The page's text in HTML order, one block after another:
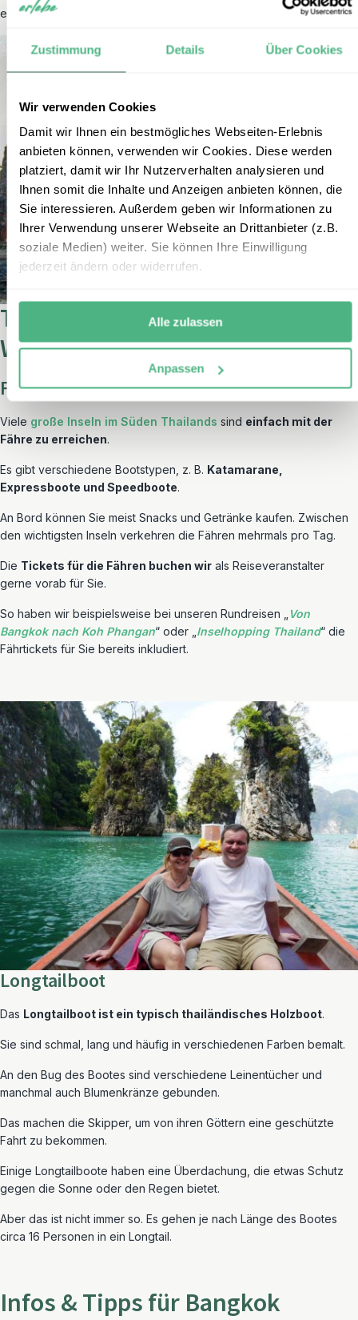
Zustimmung Details Über Cookies
Wir verwenden Cookies
Damit wir Ihnen ein bestmögliches Webseiten-Erlebnis
anbieten können, verwenden wir Cookies. Diese werden
platziert, damit wir Ihr Nutzerverhalten analysieren und
Ihnen somit die Inhalte und Anzeigen anbieten können, die
Sie interessieren. Außerdem geben wir Informationen zu
Ihrer Verwendung unserer Webseite an Drittanbieter (z.B.
soziale Medien) weiter. Sie können Ihre Einwilligung
jederzeit ändern oder widerrufen.
Alle zulassen
Anpassen
empfehlenswert.
Transfer in Thailand über
Wasser
Fähren
Viele große Inseln im Süden Thailands sind einfach mit der
Fähre zu erreichen.
Es gibt verschiedene Bootstypen, z. B. Katamarane,
Expressboote und Speedboote.
An Bord können Sie meist Snacks und Getränke kaufen. Zwischen
den wichtigsten Inseln verkehren die Fähren mehrmals pro Tag.
Die Tickets für die Fähren buchen wir als Reiseveranstalter
gerne vorab für Sie.
So haben wir beispielsweise bei unseren Rundreisen „
Von
Bangkok nach Koh Phangan“ oder „ Inselhopping Thailand“ die
Fährtickets für Sie bereits inkludiert.
Longtailboot
Das Longtailboot ist ein typisch thailändisches Holzboot.
Sie sind schmal, lang und häufig in verschiedenen Farben bemalt.
An den Bug des Bootes sind verschiedene Leinentücher und
manchmal auch Blumenkränze gebunden.
Das machen die Skipper, um von ihren Göttern eine geschützte
Fahrt zu bekommen.
Einige Longtailboote haben eine Überdachung, die etwas Schutz
gegen die Sonne oder den Regen bietet.
Aber das ist nicht immer so. Es gehen je nach Länge des Bootes
circa 16 Personen in ein Longtail.
Infos & Tipps für Bangkok